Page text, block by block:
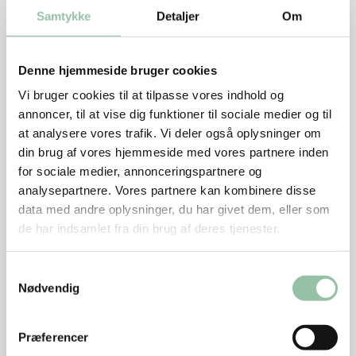
Samtykke Detaljer Om
Denne hjemmeside bruger cookies
Vi bruger cookies til at tilpasse vores indhold og
annoncer, til at vise dig funktioner til sociale medier og til
at analysere vores trafik. Vi deler også oplysninger om
din brug af vores hjemmeside med vores partnere inden
for sociale medier, annonceringspartnere og
analysepartnere. Vores partnere kan kombinere disse
data med andre oplysninger, du har givet dem, eller som
de har indsamlet fra din brug af deres tjenester.
Nødvendig
Præferencer
Tilsæt 1-3 dl af kogevandet fra kødbollerne, hvis
Smag til med sukker, salt og peber.
Læg 8 kødboller i saucen, og lad dem blive varme.
Pynt evt. med basilikumblade.
Tips
Frys resten af kokosmælken til senere brug.
En del af farsen kan steges til frikadeller, som kan
senere brug.